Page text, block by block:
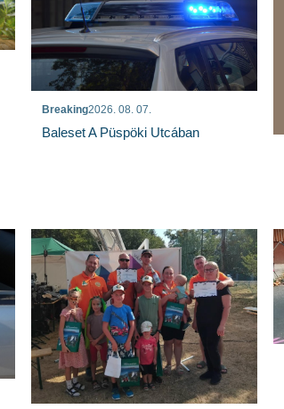
Breaking2026. 08. 07.
Baleset A Püspöki Utcában